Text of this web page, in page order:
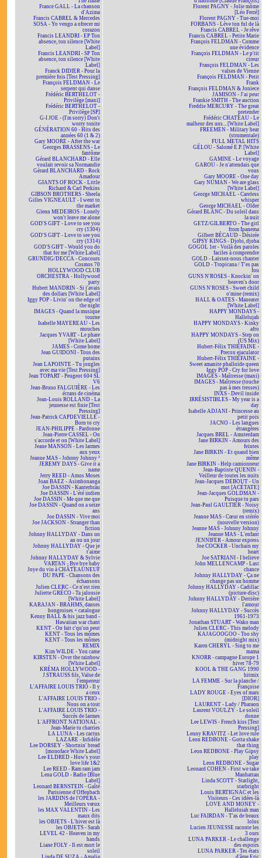
France GALL - La chanson
d'Azima
Francis CABREL & Mercedes
SOSA - Yo vengo a ofrecer mi
corazon
Francis LEANDRI - EP Ton
absence, ton silence [White
Label]
Francis LEANDRI - SP Ton
absence, ton silence [White
Label]
Franck DIDIER - Pour la
première fois [Test Pressing]
François FELDMAN - Le
serpent qui danse
Frédéric BERTHELOT -
Privilège [maxi]
Frédéric BERTHELOT -
Privilège [SP]
G-I JOE - (I'm sorry) Don't
worry tonite
GÉNÉRATION 60 - Hits des
années 60 (1 & 2)
Gary MOORE - After the war
Georges BRASSENS - Le
fantôme
Gérard BLANCHARD - Elle
voulait revoir sa Normandie
Gérard BLANCHARD - Rock
Amadour
GIANTS OF ROCK - Little
Richard & Carl Perkins
GIBSON BROTHERS - Sheela
Gilles VIGNEAULT - I went to
the market
Glenn MEDEIROS - Lonely
won't leave me alone
GOD'S GIFT - Love to see you
cry (1304)
GOD'S GIFT - Love to see you
cry (1314)
GOD'S GIFT - Would you do
that for me [White Label]
GRUNDIG/DECCA - Concours
Cosmos 70
HOLLYWOOD CLUB
ORCHESTRA - Hollywood
party
Hubert MANDRIN - Si j'avais
des dollars [White Label]
Iggy POP - Livin' on the edge of
the night
IMAGES - Quand la musique
tourne
Isabelle MAYEREAU - Les
mouches
Jacques YVART - Le phare
[White Label]
JAMES - Come home
Jean GUIDONI - Tous des
putains
Jean LAPOINTE - Tu jongles
avec ma vie [Test Pressing]
Jean TOPART - Peugeot 604 SL
V6
Jean-Bruno FALGUIÈRE - Les
écrans de cinéma
Jean-Louis ROLLAND - La
jeunesse est finie [Test
Pressing]
Jean-Patrick CAPDEVIELLE -
Born to cry
JEAN-PHILIPPE - Pardonne
Jean-Pierre CASSEL - On
s'accorde et on [White Label]
Jeane MANSON - Les larmes
aux yeux
Jeanne MAS - Johnny Johnny ²
JEREMY DAYS - Give it a
name
Jerry REED - Amos Moses
Joan BAEZ - Asimbonanga
Joe DASSIN - Kanterbräu
Joe DASSIN - L'été indien
Joe DASSIN - Me que me que
Joe DASSIN - Quand on a seize
ans
Joe DASSIN - Vive moi
Joe JACKSON - Stranger than
fiction
Johnny HALLYDAY - Dans un
an ou un jour
Johnny HALLYDAY - Que je
t'aime
Johnny HALLYDAY & Sylvie
VARTAN - Bye bye baby
Joye du vin à CHÂTEAUNEUF
DU PAPE - Chansons des
échansons
Julien CLERC - Ce n'est rien
Juliette GRÉCO - Ta jalousie
[White Label]
KARAJAN - BRAHMS, danses
hongroises + catalogue
Kenny BALL & his jazz band -
Hawaiian war chant
KENT - On fait c'qu'on peut
KENT - Tous les mômes
KENT - Tous les mômes
REMIX
Kim WILDE - You came
KIRSTEN - Over the rainbow
[White Label]
KRÉMA HOLLYWOOD -
J.STRAUSS fils, Valse de
l'empereur
L'AFFAIRE LOUIS TRIO - Il y
a ceux
L'AFFAIRE LOUIS TRIO -
Nous on a tout
L'AFFAIRE LOUIS TRIO -
Succès de larmes
L'AFFRONT NATIONAL -
Jean-Marie tu charries
LA LUNA - Les cactus
LAZARE - Infidèle
Lee DORSEY - Shortnin' bread
[monoface White Label]
Lee ELDRED - How's your
love life 1&2
Lee REED - Ram ram jam
Lena GOLD - Radio [Blue
Label]
Leonard BERNSTEIN - Gaîté
Parisienne d'Offenbach
les JARDINS de l'OPÉRA -
Meilleurs vœux
les MAX VALENTIN - Les
maux dits
les OBJETS - L'hiver est là
les OBJETS - Sarah
LEVEL 42 - Heaven in my
hands
Liane FOLY - Il est mort le
soleil
Linda DE SUZA - Amalia
Florent PAGNY - Jolie môme
[Léo Ferré]
Florent PAGNY - Tue-moi
FORBANS - Lève ton ful de là
Francis CABREL - Je rêve
Francis CABREL - Petite Marie
François FELDMAN - Comme
une évidence
François FELDMAN - Le p'tit
cireur
François FELDMAN - Les
valses de Vienne
François FELDMAN - Petit
Frank
François FELDMAN & Joniece
JAMISON - J'ai peur
Frankie SMITH - The auction
Freddie MERCURY - The great
pretender
Frédéric CHATEAU - Le
malheur des uns... [White Label]
FREEMEN - Military beat
(strumentale)
FULL METAL HITS
GÉLOU - Salomé E.P. [White
Label]
GAMINE - Le voyage
GAROU - Je n'attendais que
vous
Gary MOORE - One day
Gary NUMAN - We are glass
[White Label]
George MICHAEL - Careless
whisper
George MICHAEL - Older
Gérard BLANC - Du soleil dans
la nuit
GETZ/GILBERTO - The girl
from Ipanema
Gilbert BÉCAUD - Désirée
GIPSY KINGS - Djobi, djoba
GOGOL 1er - Voilà des paroles
faciles à comprendre
GOLD - Laissez-nous chanter
GOLD - Tropicana / T'es pas
fou
GUNS N'ROSES - Knockin' on
heaven's door
GUNS N'ROSES - Sweet child
o'mine (remix)
HALL & OATES - Maneater
[White Label]
HAPPY MONDAYS -
Hallelujah
HAPPY MONDAYS - Kinky
afro
HAPPY MONDAYS - Step on
(US Mix)
Hubert-Félix THIÉFAINE -
Precox ejaculator
Hubert-Félix THIÉFAINE -
Sweet amanite phalloïde queen
Iggy POP - Cry for love
IMAGES - Maîtresse (maxi)
IMAGES - Maîtresse (touche
pas à mes tresses)
INXS - Devil inside
IRRÉSISTIBLES - My year is a
day
Isabelle ADJANI - Princesse au
petit pois
JACNO - Les langues
étrangères
Jacques BREL - Amsterdam
Jane BIRKIN - Amours des
feintes
Jane BIRKIN - Et quand bien
même
Jane BIRKIN - Help camionneur
Jean-Baptiste QUENIN -
Veilleur de toutes les nuits
Jean-Jacques DEBOUT - Un
mot [ACÉTATE]
Jean-Jacques GOLDMAN -
Puisque tu pars
Jean-Paul GAULTIER - Noisy
(remix)
Jeanne MAS - Cœur en stéréo
(nouvelle version)
Jeanne MAS - Johnny Johnny
Jeanne MAS - L'enfant
JENNIFER - Amour express
Joe COCKER - Unchain my
heart
Joe SATRIANI - I believe
John MELLENCAMP - Last
chance
Johnny HALLYDAY - Ça ne
change pas un homme
Johnny HALLYDAY - Cadillac
(picture-disc)
Johnny HALLYDAY - Derrière
l'amour
Johnny HALLYDAY - Succès
1961-1973
Jonathan STUART - Wako man
Julien CLERC - This melody
KAJAGOOGOO - Too shy
(midnight mix)
Karen CHERYL - Sing to me
mama
KNORR - campagne Europe 1
hiver 78-79
KOOL & THE GANG 1990
hitmix
LA FEMME - Sur la planche /
Françoise
LADY ROUGE - Eyes of mars
[DIOR]
LAURENT - Lady / Pharaon
Laurent VOULZY - Le soleil
donne
Lee LEWIS - French kiss [Test
Pressing]
Lenny KRAVITZ - Let love rule
Leon REDBONE - Gotta shake
that thing
Leon REDBONE - Play Gipsy
play
Leon REDBONE - Sugar
Leonard COHEN - First we take
Manhattan
Linda SCOTT - Starlight,
starbright
Louis BERTIGNAC et les
Visiteurs - Ces idées-là
LOVE AND MONEY -
Halleluiah man
Luc FAIRDAN - T'as de beaux
lolos
Lucien JEUNESSE raconte les
3 ours
LUNA PARKER - Le challenge
des espoirs
LUNA PARKER - Tes états
d'âme Eric